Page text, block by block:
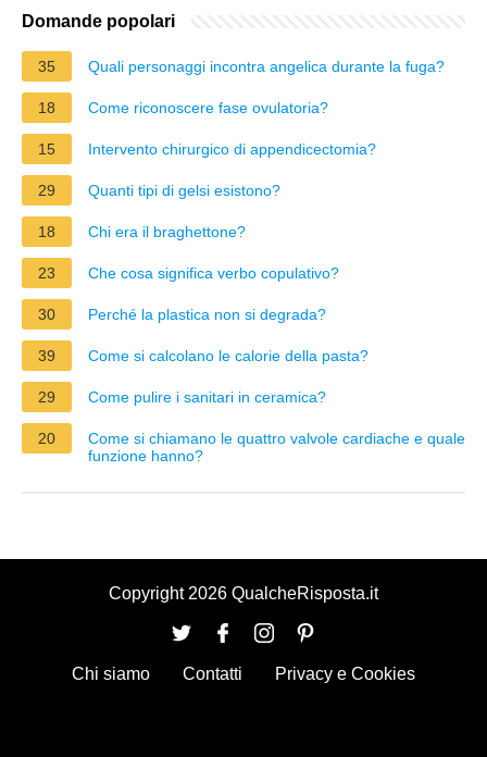
Domande popolari
35 Quali personaggi incontra angelica durante la fuga?
18 Come riconoscere fase ovulatoria?
15 Intervento chirurgico di appendicectomia?
29 Quanti tipi di gelsi esistono?
18 Chi era il braghettone?
23 Che cosa significa verbo copulativo?
30 Perché la plastica non si degrada?
39 Come si calcolano le calorie della pasta?
29 Come pulire i sanitari in ceramica?
20
Come si chiamano le quattro valvole cardiache e quale
funzione hanno?
Copyright 2026 QualcheRisposta.it
Chi siamo Contatti Privacy e Cookies